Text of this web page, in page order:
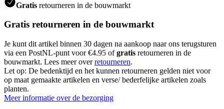
Gratis retourneren in de bouwmarkt
Gratis retourneren in de bouwmarkt
Je kunt dit artikel binnen 30 dagen na aankoop naar ons terugsturen
via een PostNL-punt voor €4.95 ofgratis retourneren in de
bouwmarkt. Lees meer overretourneren.
Let op: De bedenktijd en het kunnen retourneren gelden niet voor
op maat gemaakte artikelen en verse/ bederfelijke artikelen zoals
planten.
Meer informatie over de bezorging